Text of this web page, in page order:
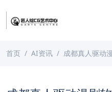
首页 AI资讯 成都真人驱动漫剧